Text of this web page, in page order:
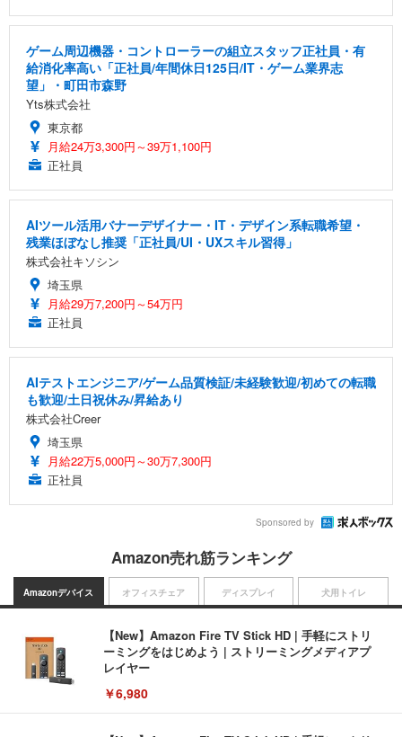
ゲーム周辺機器・コントローラーの組立スタッフ正社員・有
給消化率高い「正社員/年間休日125日/IT・ゲーム業界志
望」・町田市森野
Yts株式会社
東京都
月給24万3,300円～39万1,100円
正社員
AIツール活用バナーデザイナー・IT・デザイン系転職希望・
残業ほぼなし推奨「正社員/UI・UXスキル習得」
株式会社キソシン
埼玉県
月給29万7,200円～54万円
正社員
AIテストエンジニア/ゲーム品質検証/未経験歓迎/初めての転職
も歓迎/土日祝休み/昇給あり
株式会社Creer
埼玉県
月給22万5,000円～30万7,300円
正社員
Sponsored by
Amazon売れ筋ランキング
Amazonデバイス
【New】Amazon Fire TV Stick HD | 手軽にストリ
ーミングをはじめよう | ストリーミングメディアプ
レイヤー
￥6,980
オフィスチェア ディスプレイ 犬用トイレ